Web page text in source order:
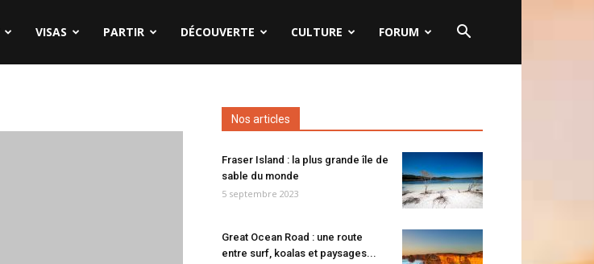
VISAS PARTIR DÉCOUVERTE CULTURE FORUM
Nos articles
Fraser Island : la plus grande île de
sable du monde
5 septembre 2023
Great Ocean Road : une route
entre surf, koalas et paysages...